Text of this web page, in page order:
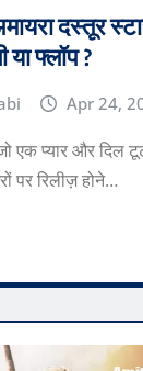
दस्तूर
या फ्लॉप ?
Apr 24,
जो एक प्यार और दिल
पर रिलीज़ होने…